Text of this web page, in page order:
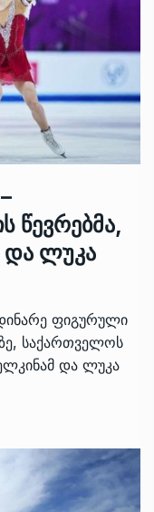
წევრებმა,
და ლუკა
ფიგურული
საქართველოს
და ლუკა